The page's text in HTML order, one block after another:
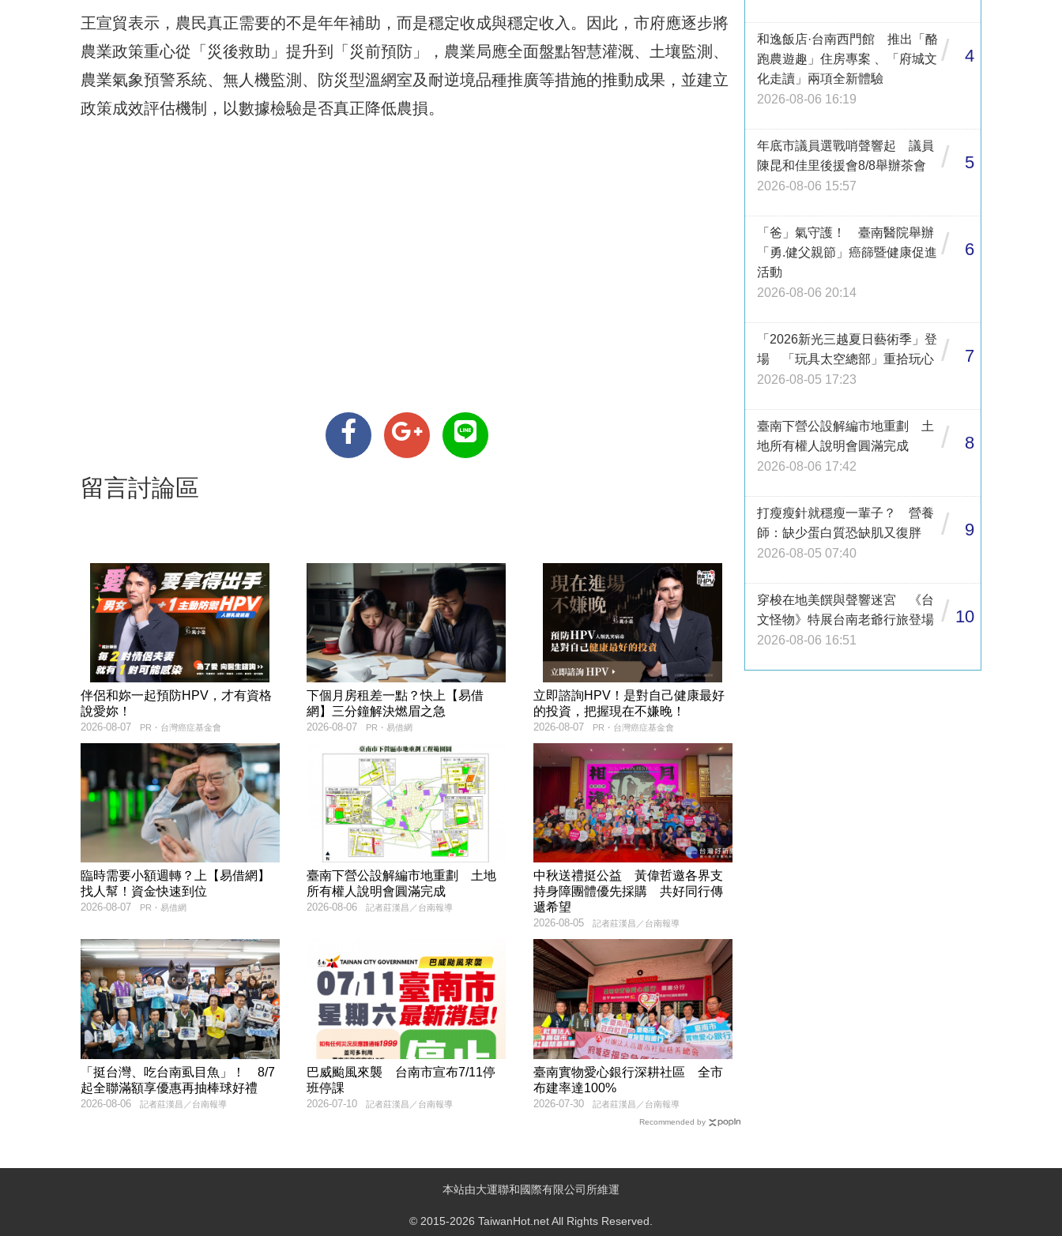
王宣貿表示，農民真正需要的不是年年補助，而是穩定收成與穩定收入。因此，市府應逐步將
農業政策重心從「災後救助」提升到「災前預防」，農業局應全面盤點智慧灌溉、土壤監測、
農業氣象預警系統、無人機監測、防災型溫網室及耐逆境品種推廣等措施的推動成果，並建立
政策成效評估機制，以數據檢驗是否真正降低農損。
留言討論區
伴侶和妳一起預防HPV，才有資格
說愛妳！
PR・台灣癌症基金會
2026-08-07
下個月房租差一點？快上【易借
網】三分鐘解決燃眉之急
PR・易借網
2026-08-07
立即諮詢HPV！是對自己健康最好
的投資，把握現在不嫌晚！
PR・台灣癌症基金會
2026-08-07
臨時需要小額週轉？上【易借網】
找人幫！資金快速到位
PR・易借網
2026-08-07
臺南下營公設解編市地重劃 土地
所有權人說明會圓滿完成
記者莊漢昌／台南報導
2026-08-06
中秋送禮挺公益 黃偉哲邀各界支
持身障團體優先採購 共好同行傳
遞希望
記者莊漢昌／台南報導
2026-08-05
「挺台灣、吃台南虱目魚」！ 8/7
起全聯滿額享優惠再抽棒球好禮
記者莊漢昌／台南報導
2026-08-06
巴威颱風來襲 台南市宣布7/11停
班停課
記者莊漢昌／台南報導
2026-07-10
臺南實物愛心銀行深耕社區 全市
布建率達100%
記者莊漢昌／台南報導
2026-07-30
Recommended by
和逸飯店·台南西門館 推出「酪
跑農遊趣」住房專案 、「府城文
化走讀」兩項全新體驗
2026-08-06 16:19
/ 4
年底市議員選戰哨聲響起 議員
陳昆和佳里後援會8/8舉辦茶會
2026-08-06 15:57
/ 5
「爸」氣守護！ 臺南醫院舉辦
「勇.健父親節」癌篩暨健康促進
活動
2026-08-06 20:14
/ 6
「2026新光三越夏日藝術季」登
場 「玩具太空總部」重拾玩心
2026-08-05 17:23
/ 7
臺南下營公設解編市地重劃 土
地所有權人說明會圓滿完成
2026-08-06 17:42
/ 8
打瘦瘦針就穩瘦一輩子？ 營養
師：缺少蛋白質恐缺肌又復胖
2026-08-05 07:40
/ 9
穿梭在地美饌與聲響迷宮 《台
文怪物》特展台南老爺行旅登場
2026-08-06 16:51
/ 10
本站由大運聯和國際有限公司所維運
© 2015-2026 TaiwanHot.net All Rights Reserved.